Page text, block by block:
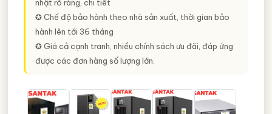
nhật rõ ràng, chi tiết
✪ Chế độ bảo hành theo nhà sản xuất, thời gian bảo
hành lên tới 36 tháng
✪ Giá cả cạnh tranh, nhiều chính sách ưu đãi, đáp ứng
được các đơn hàng số lượng lớn.